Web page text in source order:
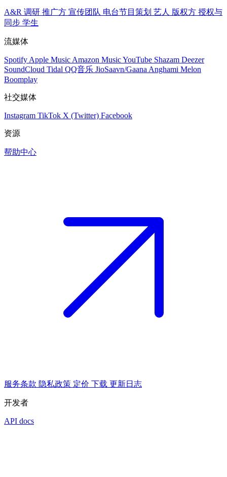
A&R 调研 推广方 宣传团队 电台节目策划 艺人 版权方 授权与
同步 学生
流媒体
Spotify Apple Music Amazon MusicYouTube Shazam Deezer
SoundCloud Tidal QQ音乐 JioSaavn/Gaana Anghami Melon
Boomplay
社交媒体
Instagram TikTok X (Twitter) Facebook
资源
帮助中心
服务条款 隐私政策 定价 下载 更新日志
开发者
API docs